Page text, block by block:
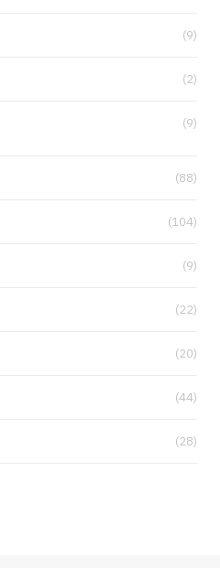
(9)
(2)
(9)
(88)
(104)
(9)
(22)
(20)
(44)
(28)